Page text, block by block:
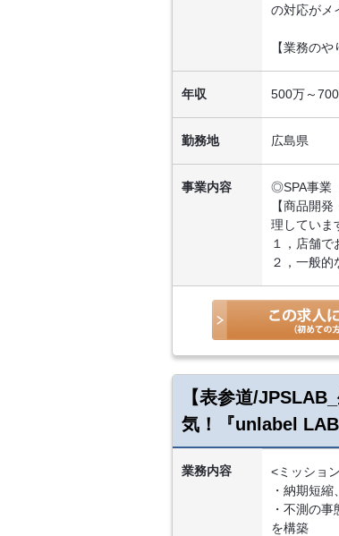
の対応がメ
【業務のや
年収 500万～
勤務地 広島県
事業内容
◎SPA事業
【商品開
理していま
１，店舗で
２，一般的
【表参道/
気！『unlabel
業務内容
<ミッショ
・納期短
・不測の
を構築